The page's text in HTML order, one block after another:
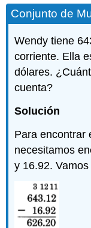
Conjunto de
Wendy tiene
corriente. Ella
dólares.
cuenta?
Solución
Para encontrar
necesitamos
y 16.92.